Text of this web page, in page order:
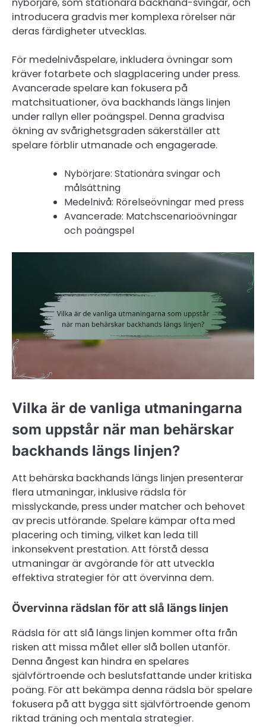
introducera gradvis mer komplexa rörelser när
deras färdigheter utvecklas.
För medelnivåspelare, inkludera övningar som
kräver fotarbete och slagplacering under press.
Avancerade spelare kan fokusera på
matchsituationer, öva backhands längs linjen
under rallyn eller poängspel. Denna gradvisa
ökning av svårighetsgraden säkerställer att
spelare förblir utmanade och engagerade.
Nybörjare: Stationära svingar och
målsättning
Medelnivå: Rörelseövningar med press
Avancerade: Matchscenarioövningar
och poängspel
Vilka är de vanliga utmaningarna
som uppstår när man behärskar
backhands längs linjen?
Att behärska backhands längs linjen presenterar
flera utmaningar, inklusive rädsla för
misslyckande, press under matcher och behovet
av precis utförande. Spelare kämpar ofta med
placering och timing, vilket kan leda till
inkonsekvent prestation. Att förstå dessa
utmaningar är avgörande för att utveckla
effektiva strategier för att övervinna dem.
Övervinna rädslan för att slå längs linjen
Rädsla för att slå längs linjen kommer ofta från
risken att missa målet eller slå bollen utanför.
Denna ångest kan hindra en spelares
självförtroende och beslutsfattande under kritiska
poäng. För att bekämpa denna rädsla bör spelare
fokusera på att bygga sitt självförtroende genom
riktad träning och mentala strategier.